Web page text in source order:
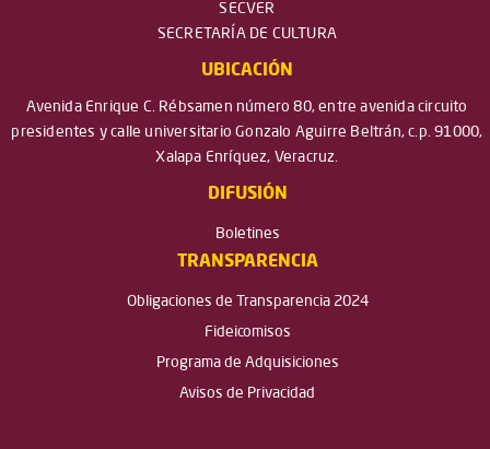
SECVER
SECRETARÍA DE CULTURA
UBICACIÓN
Avenida Enrique C. Rébsamen número 80, entre avenida circuito
presidentes y calle universitario Gonzalo Aguirre Beltrán, c.p. 91000,
Xalapa Enríquez, Veracruz.
DIFUSIÓN
Boletines
TRANSPARENCIA
Obligaciones de Transparencia 2024
Fideicomisos
Programa de Adquisiciones
Avisos de Privacidad